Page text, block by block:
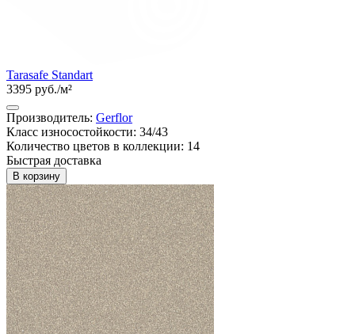
Tarasafe Standart
3395 руб./м²
Производитель: Gerflor
Класс износостойкости: 34/43
Количество цветов в коллекции: 14
Быстрая доставка
В корзину